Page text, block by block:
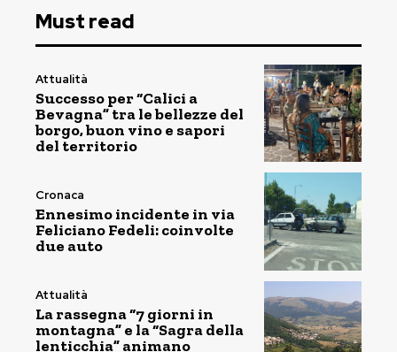
Must read
Attualità
Successo per “Calici a
Bevagna” tra le bellezze del
borgo, buon vino e sapori
del territorio
Cronaca
Ennesimo incidente in via
Feliciano Fedeli: coinvolte
due auto
Attualità
La rassegna “7 giorni in
montagna” e la “Sagra della
lenticchia” animano